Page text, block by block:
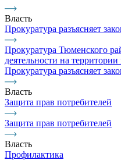
Власть
Прокуратура разъясняет
Прокуратура Тюменского
деятельности на
Прокуратура разъясняет
Власть
Защита прав потребителей
Защита прав потребителей
Власть
Профилактика